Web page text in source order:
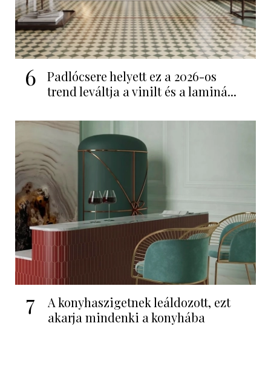
6
Padlócsere helyett ez a 2026-os
trend leváltja a vinilt és a laminá...
7
A konyhaszigetnek leáldozott, ezt
akarja mindenki a konyhába